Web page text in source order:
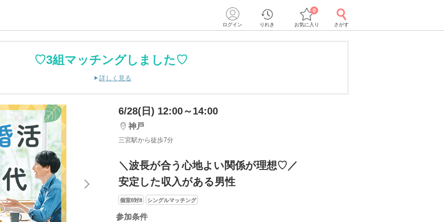
ログイン りれき お気に入り
0
さがす
♡3組マッチングしました♡
詳しく見る
6/28(日) 12:00～14:00
神戸
三宮駅から徒歩7分
＼波長が合う心地よい関係が理想♡／
安定した収入がある男性
個室8対8 シングルマッチング
参加条件